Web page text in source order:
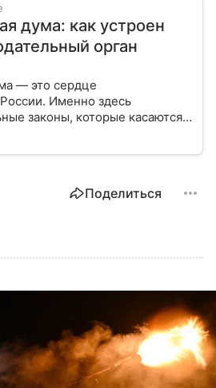
дума: как устроен
орган
— это сердце
Именно здесь
законы, которые касаются
от образования и
Поделиться